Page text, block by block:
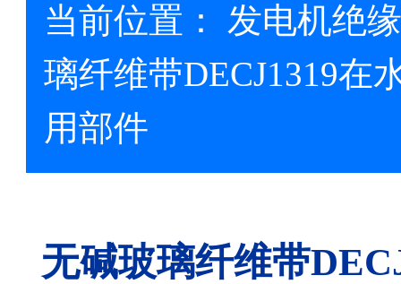
当前位置： 发电机绝
璃纤维带DECJ1319在
用部件
无碱玻璃纤维带